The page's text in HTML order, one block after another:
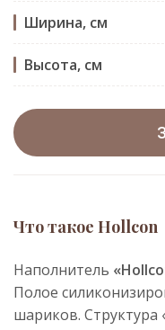
Ширина, см
Высота, см
Что такое Hollcon
Наполнитель
Полое
шариков.